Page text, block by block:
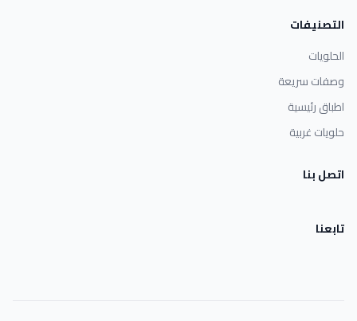
التصنيفات
الحلويات
وصفات سريعة
اطباق رئيسية
حلويات غربية
اتصل بنا
تابعنا